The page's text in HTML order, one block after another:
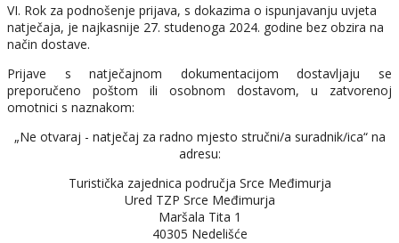
VI. Rok za podnošenje prijava, s dokazima o ispunjavanju uvjeta
natječaja, je najkasnije 27. studenoga 2024. godine bez obzira na
način dostave.
Prijave s natječajnom dokumentacijom dostavljaju se
preporučeno poštom ili osobnom dostavom, u zatvorenoj
omotnici s naznakom:
„Ne otvaraj - natječaj za radno mjesto stručni/a suradnik/ica“ na
adresu:
Turistička zajednica područja Srce Međimurja
Ured TZP Srce Međimurja
Maršala Tita 1
40305 Nedelišće